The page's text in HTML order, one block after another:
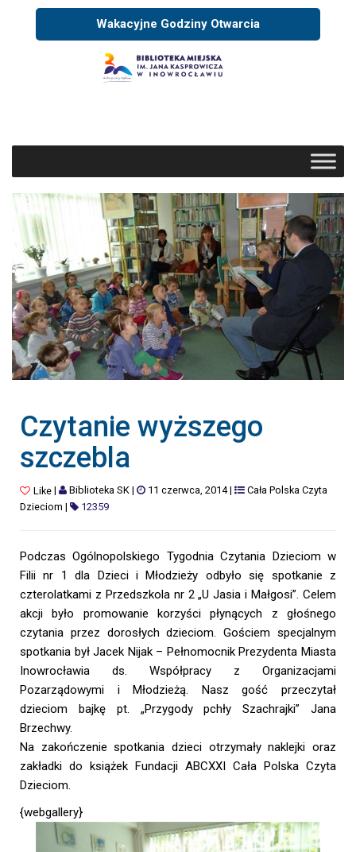
Wakacyjne Godziny Otwarcia
Czytanie wyższego
szczebla
Like| Biblioteka SK| 11 czerwca, 2014|
Cała Polska Czyta
Dzieciom | 12359
Podczas Ogólnopolskiego Tygodnia Czytania Dzieciom w
Filii nr 1 dla Dzieci i Młodzieży odbyło się spotkanie z
czterolatkami z Przedszkola nr 2 „U Jasia i Małgosi”. Celem
akcji było promowanie korzyści płynących z głośnego
czytania przez dorosłych dzieciom. Gościem specjalnym
spotkania był Jacek Nijak – Pełnomocnik Prezydenta Miasta
Inowrocławia ds. Współpracy z Organizacjami
Pozarządowymi i Młodzieżą. Nasz gość przeczytał
dzieciom bajkę pt. „Przygody pchły Szachrajki” Jana
Brzechwy.
Na zakończenie spotkania dzieci otrzymały naklejki oraz
zakładki do książek Fundacji ABCXXI Cała Polska Czyta
Dzieciom.
{webgallery}